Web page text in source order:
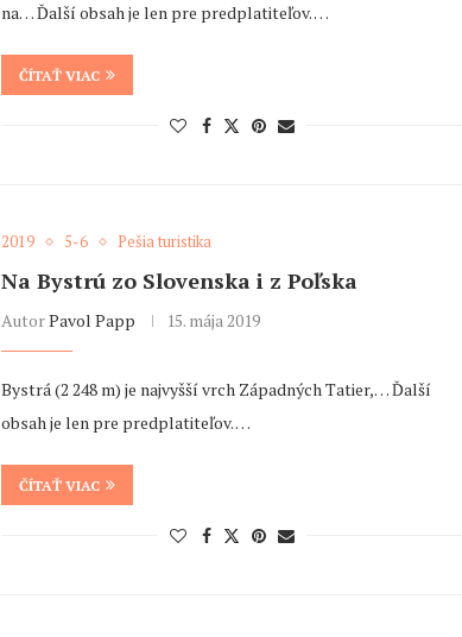
na… Ďalší obsah je len pre predplatiteľov. …
ČÍTAŤ VIAC
2019 5-6 Pešia turistika
Na Bystrú zo Slovenska i z Poľska
AutorPavol Papp 15. mája 2019
Bystrá (2 248 m) je najvyšší vrch Západných Tatier,… Ďalší
obsah je len pre predplatiteľov. …
ČÍTAŤ VIAC